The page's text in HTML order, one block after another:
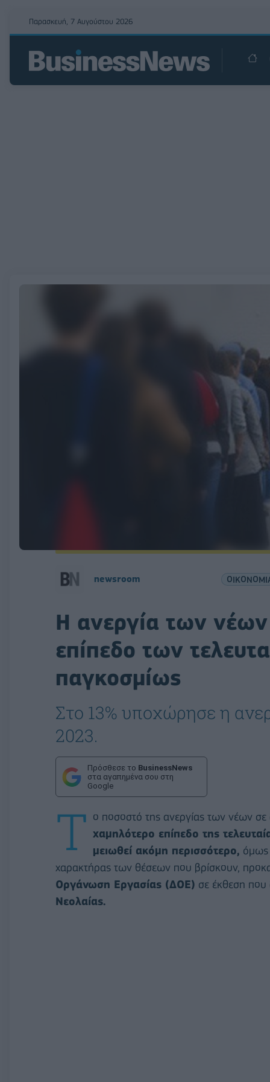
Παρασκευή, 7 Αυγούστου 2026
newsroom
Η ανεργία των
επίπεδο των
παγκοσμίως
Στο 13% υποχώρησε η
2023.
Πρόσθεσε το BusinessNews
στα αγαπημένα σου στη
Google
Τ ο ποσοστό της ανεργίας των νέων σε
χαμηλότερο επίπεδο της
μειωθεί ακόμη περισσότερο, όμως
χαρακτήρας των θέσεων που βρίσκουν,
Οργάνωση Εργασίας (ΔΟΕ) σε έκθεση που
Νεολαίας.